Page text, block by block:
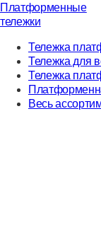
Платформенные
тележки
Тележка
Тележка для
Тележка
Весь